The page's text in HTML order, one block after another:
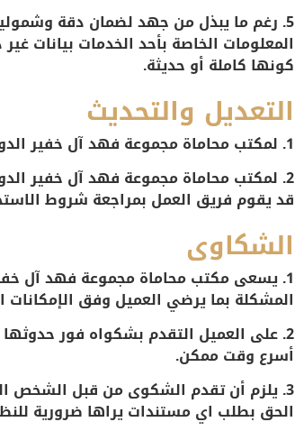
5. رغم ما يبذل من جهد لضمان دقة
المعلومات الخاصة بأحد الخدمات بيانات
كونها كاملة أو حديثة.
التعديل والتحديث
1. لمكتب محاماة مجموعة فهد آل خفير الدولية الحق في تصويب الأخطاء أو تحديث محتويات هذا الموقع في أي وقت دون إخطار سابق.
2. لمكتب محاماة مجموعة فهد آل خفير
قد يقوم فريق العمل بمراجعة شروط
الشكاوى
1. يسعى مكتب محاماة مجموعة فهد آل
المشكلة بما يرضي العميل وفق الإمكانات
أسرع وقت ممكن.
3. يلزم أن تقدم الشكوى من قبل الشخص
الحق بطلب اي مستندات يراها ضرورية